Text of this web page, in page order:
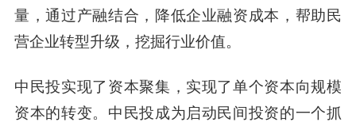
量，通过产融结合，降低企业融资成本，帮助民
营企业转型升级，挖掘行业价值。
中民投实现了资本聚集，实现了单个资本向规模
资本的转变。中民投成为启动民间投资的一个抓